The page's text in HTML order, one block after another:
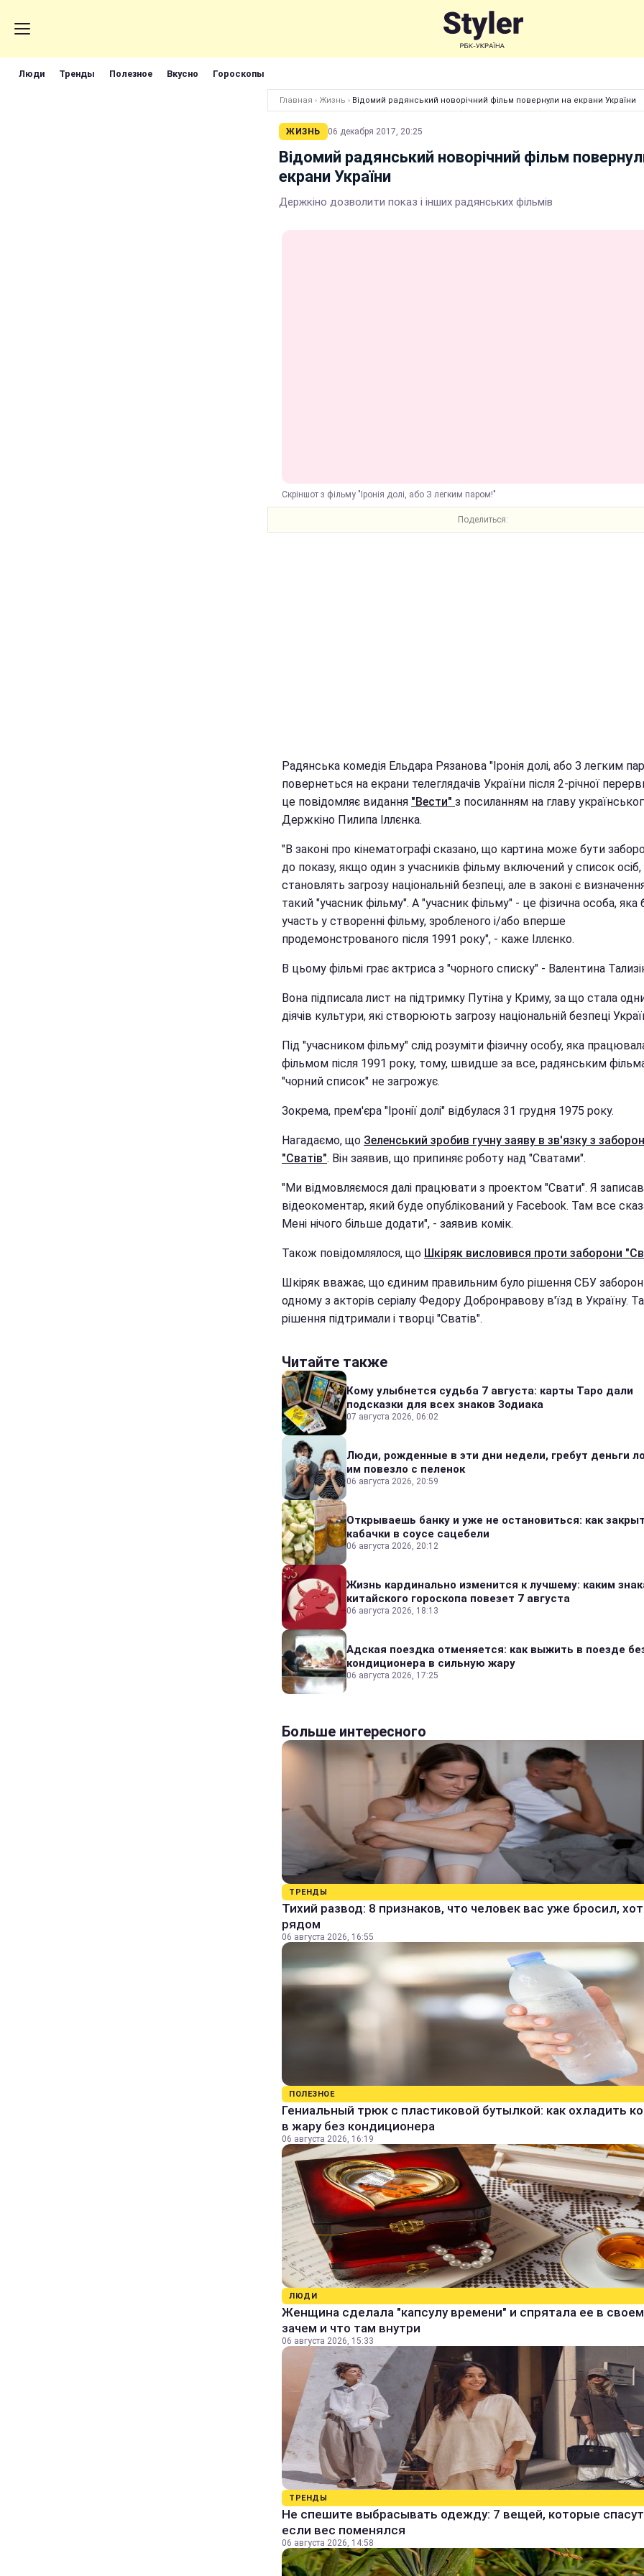
Люди Тренды Полезное Вкусно Гороскопы
Главная › Жизнь › Відомий радянський новорічний фільм повернули на екрани України
ЖИЗНЬ 06 декабря 2017, 20:25
Відомий радянський новорічний фільм
екрани України
Держкіно дозволити показ і інших радянських фільмів
Скріншот з фільму "Іронія долі, або З легким паром!"
Поделиться:
Радянська комедія Ельдара Рязанова "Іронія долі, або З легким
повернеться на екрани телеглядачів України після 2-річної
це повідомляє видання "Вести" з посиланням на главу
Держкіно Пилипа Іллєнка.
"В законі про кінематографі сказано, що картина може бути
до показу, якщо один з учасників фільму включений у список
становлять загрозу національній безпеці, але в законі є
такий "учасник фільму". А "учасник фільму" - це фізична особа, яка
участь у створенні фільму, зробленого і/або вперше
продемонстрованого після 1991 року", - каже Іллєнко.
В цьому фільмі грає актриса з "чорного списку" - Валентина
Вона підписала лист на підтримку Путіна у Криму, за що стала
діячів культури, які створюють загрозу національній безпеці
Під "учасником фільму" слід розуміти фізичну особу, яка
фільмом після 1991 року, тому, швидше за все, радянським
"чорний список" не загрожує.
Зокрема, прем'єра "Іронії долі" відбулася 31 грудня 1975 року.
Нагадаємо, що Зеленський зробив гучну заяву в зв'язку з
"Сватів". Він заявив, що припиняє роботу над "Сватами".
"Ми відмовляємося далі працювати з проектом "Свати". Я записав
відеокоментар, який буде опублікований у Facebook. Там все
Мені нічого більше додати", - заявив комік.
Також повідомлялося, що Шкіряк висловився проти заборони
Шкіряк вважає, що єдиним правильним було рішення СБУ
одному з акторів серіалу Федору Добронравову в'їзд в Україну.
рішення підтримали і творці "Сватів".
Читайте также
Кому улыбнется судьба 7 августа: карты Таро дали
подсказки для всех знаков Зодиака
07 августа 2026, 06:02
Люди, рожденные в эти дни недели, гребут деньги
им повезло с пеленок
06 августа 2026, 20:59
Открываешь банку и уже не остановиться: как
кабачки в соусе сацебели
06 августа 2026, 20:12
Жизнь кардинально изменится к лучшему: каким
китайского гороскопа повезет 7 августа
06 августа 2026, 18:13
Адская поездка отменяется: как выжить в поезде
кондиционера в сильную жару
06 августа 2026, 17:25
Больше интересного
ТРЕНДЫ
Тихий развод: 8 признаков, что человек вас уже бросил,
рядом
06 августа 2026, 16:55
ПОЛЕЗНОЕ
Гениальный трюк с пластиковой бутылкой: как охладить
в жару без кондиционера
06 августа 2026, 16:19
ЛЮДИ
Женщина сделала "капсулу времени" и спрятала ее в
зачем и что там внутри
06 августа 2026, 15:33
ТРЕНДЫ
Не спешите выбрасывать одежду: 7 вещей, которые спасут
если вес поменялся
06 августа 2026, 14:58